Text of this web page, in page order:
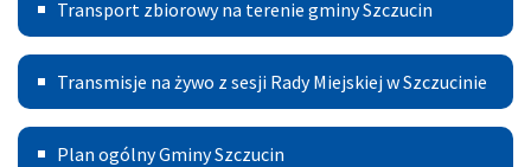
Publiczny
Transport zbiorowy na terenie gminy Szczucin
Transmisje
na
żywo
Transmisje na żywo z sesji Rady Miejskiej w Szczucinie
PlanPlan ogólny Gminy Szczucin